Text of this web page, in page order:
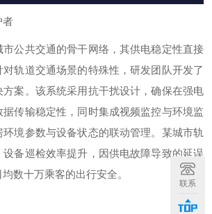
者
公共交通的骨干网络，其供电稳定性直接
轨道交通场景的特殊性，研发团队开发了
案。该系统采用抗干扰设计，确保在强电
传输稳定性，同时集成视频监控与环境监
境参数与设备状态的联动管理。某城市轨
备巡检效率提升，因供电故障导致的延误
数十万乘客的出行安全。
联系